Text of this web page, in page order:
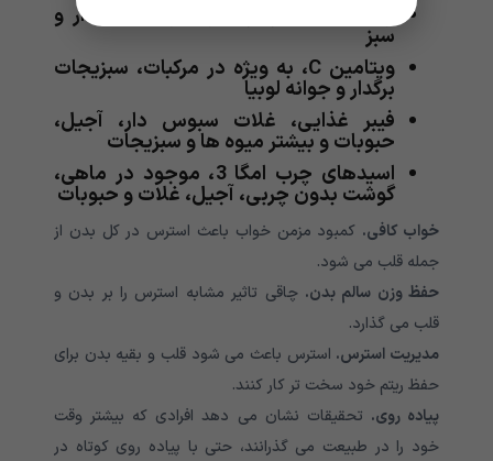
ویتامین A، موجود در سبزیجات برگدار و
سبز
ویتامین C، به ویژه در مرکبات، سبزیجات
برگدار و جوانه لوبیا
فیبر غذایی، غلات سبوس دار، آجیل،
حبوبات و بیشتر میوه ها و سبزیجات
اسیدهای چرب امگا 3، موجود در ماهی،
گوشت بدون چربی، آجیل، غلات و حبوبات
خواب کافی. کمبود مزمن خواب باعث استرس در کل بدن از
جمله قلب می شود.
حفظ وزن سالم بدن. چاقی تاثیر مشابه استرس را بر بدن و
قلب می گذارد.
مدیریت استرس. استرس باعث می شود قلب و بقیه بدن برای
حفظ ریتم خود سخت تر کار کنند.
پیاده روی. تحقیقات نشان می دهد افرادی که بیشتر وقت
خود را در طبیعت می گذرانند، حتی با پیاده روی کوتاه در